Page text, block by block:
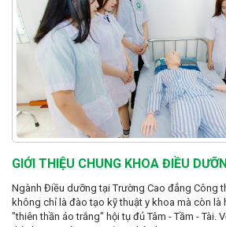
GIỚI THIỆU CHUNG KHOA ĐIỀU
Ngành Điều dưỡng tại Trường Cao đẳng Công
không chỉ là đào tạo kỹ thuật y khoa mà còn là
"thiên thần áo trắng" hội tụ đủ Tâm - Tầm - Tài.